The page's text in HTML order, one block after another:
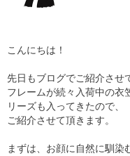
こんにちは！
先日もブログでご紹介させ
フレームが続々入荷中の衣
リーズも入ってきたので、
ご紹介させて頂きます。
まずは、お顔に自然に馴染